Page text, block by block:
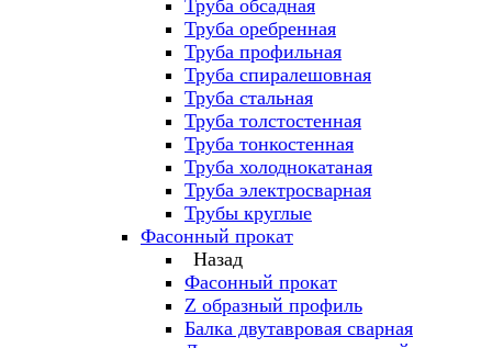
Труба обсадная
Труба оребренная
Труба профильная
Труба спиралешовная
Труба стальная
Труба толстостенная
Труба тонкостенная
Труба холоднокатаная
Труба электросварная
Трубы круглые
Фасонный прокат
Назад
Фасонный прокат
Z образный профиль
Балка двутавровая сварная